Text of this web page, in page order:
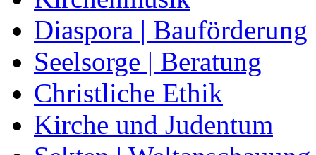
Diaspora | Bauförderung
Seelsorge | Beratung
Christliche Ethik
Kirche und Judentum